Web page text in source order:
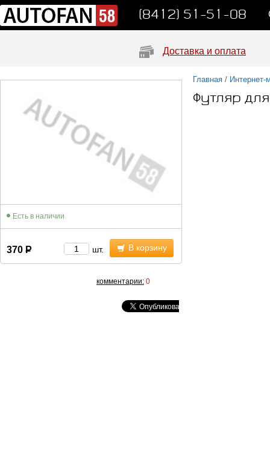
(8412) 51-51-08
Доставка и оплата
Главная / Интернет-
Футляр
Есть в наличии
370 Р шт. В корзину
комментарии: 0